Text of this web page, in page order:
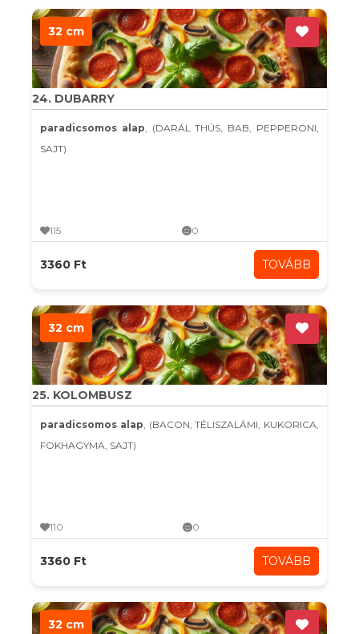
32 cm
24. DUBARRY
paradicsomos alap, (DARÁL THÚS, BAB, PEPPERONI,
SAJT)
115 0
3360 Ft TOVÁBB
32 cm
25. KOLOMBUSZ
paradicsomos alap, (BACON, TÉLISZALÁMI, KUKORICA,
FOKHAGYMA, SAJT)
110 0
3360 Ft TOVÁBB
32 cm